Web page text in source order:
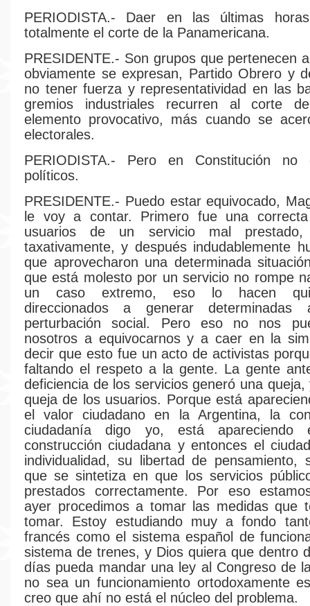
PERIODISTA.- Daer en las últimas
totalmente el corte de la Panamericana.
PRESIDENTE.- Son grupos que pertenecen
obviamente se expresan, Partido Obrero y
no tener fuerza y representatividad en las
gremios industriales recurren al corte
elemento provocativo, más cuando se
electorales.
PERIODISTA.- Pero en Constitución no
políticos.
PRESIDENTE.- Puedo estar equivocado,
le voy a contar. Primero fue una
usuarios de un servicio mal prestado,
taxativamente, y después indudablemente
que aprovecharon una determinada
que está molesto por un servicio no rompe
un caso extremo, eso lo hacen
direccionados a generar determinadas
perturbación social. Pero eso no nos
nosotros a equivocarnos y a caer en la
decir que esto fue un acto de activistas
faltando el respeto a la gente. La gente
deficiencia de los servicios generó una
queja de los usuarios. Porque está
el valor ciudadano en la Argentina, la
ciudadanía digo yo, está
construcción ciudadana y entonces el
individualidad, su libertad de pensamiento,
que se sintetiza en que los servicios
prestados correctamente. Por eso
ayer procedimos a tomar las medidas que
tomar. Estoy estudiando muy a fondo
francés como el sistema español de
sistema de trenes, y Dios quiera que dentro
días pueda mandar una ley al Congreso de
no sea un funcionamiento ortodoxamente
creo que ahí no está el núcleo del problema.